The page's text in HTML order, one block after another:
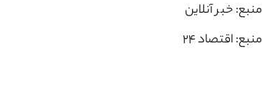
منبع:خبر آنلاین
منبع: اقتصاد 24